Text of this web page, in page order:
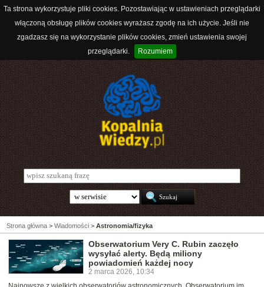
Ta strona wykorzystuje pliki cookies. Pozostawiając w ustawieniach przeglądarki
włączoną obsługę plików cookies wyrażasz zgodę na ich użycie. Jeśli nie
zgadzasz się na wykorzystanie plików cookies, zmień ustawienia swojej
przeglądarki.
Rozumiem
Strona główna > Wiadomości > Astronomia/fizyka
Obserwatorium Very C. Rubin zaczęło
wysyłać alerty. Będą miliony
powiadomień każdej nocy
2 marca 2026, 10:34